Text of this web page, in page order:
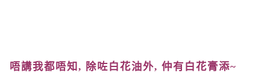
唔講我都唔知 , 除咗白花油外, 仲有 白花膏添~